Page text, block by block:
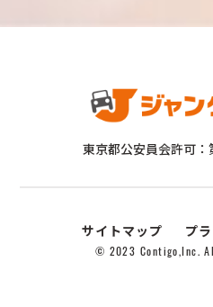
東京都公安員会許可
サイトマップ プ
© 2023 Contigo,Inc.